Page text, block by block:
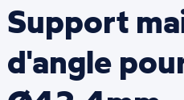
Support
d'angle